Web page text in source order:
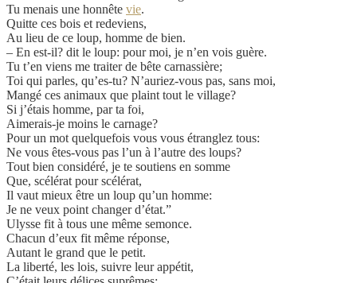
Tu menais une honnête vie.
Quitte ces bois et redeviens,
Au lieu de ce loup, homme de bien.
– En est-il? dit le loup: pour moi, je n’en vois guère.
Tu t’en viens me traiter de bête carnassière;
Toi qui parles, qu’es-tu? N’auriez-vous pas, sans moi,
Mangé ces animaux que plaint tout le village?
Si j’étais homme, par ta foi,
Aimerais-je moins le carnage?
Pour un mot quelquefois vous vous étranglez tous:
Ne vous êtes-vous pas l’un à l’autre des loups?
Tout bien considéré, je te soutiens en somme
Que, scélérat pour scélérat,
Il vaut mieux être un loup qu’un homme:
Je ne veux point changer d’état.”
Ulysse fit à tous une même semonce.
Chacun d’eux fit même réponse,
Autant le grand que le petit.
La liberté, les lois, suivre leur appétit,